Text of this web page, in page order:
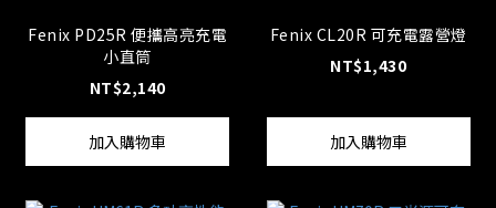
Fenix PD25R 便攜高亮充電
小直筒
NT$2,140
加入購物車
Fenix CL20R 可充電露營燈
NT$1,430
加入購物車